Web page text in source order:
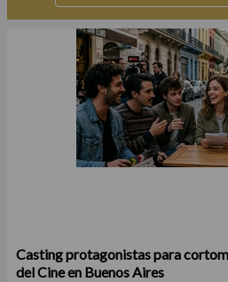
Casting protagonistas para
del Cine en Buenos Aires